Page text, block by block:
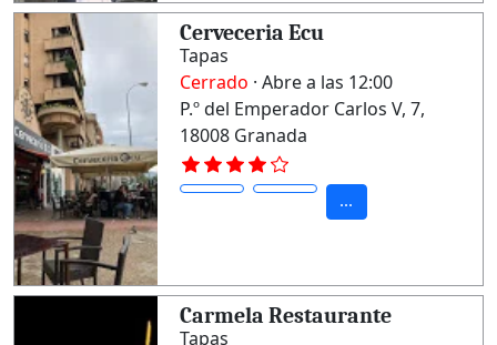
Cerveceria Ecu
Tapas
Cerrado · Abre a las 12:00
P.º del Emperador Carlos V, 7,
18008 Granada
...
Carmela Restaurante
Tapas